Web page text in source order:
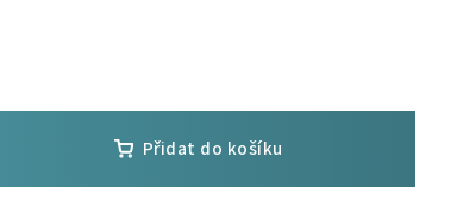
Přidat do košíku